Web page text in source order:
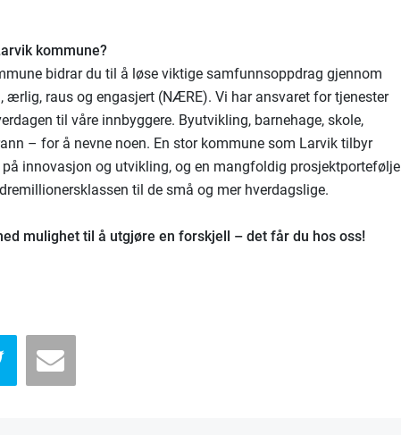
kommune?
bidrar du til å løse viktige samfunnsoppdrag gjennom
ærlig, raus og engasjert (NÆRE). Vi har ansvaret for tjenester
til våre innbyggere. Byutvikling, barnehage, skole,
– for å nevne noen. En stor kommune som Larvik tilbyr
innovasjon og utvikling, og en mangfoldig prosjektportefølje
til de små og mer hverdagslige.
mulighet til å utgjøre en forskjell – det får du hos oss!